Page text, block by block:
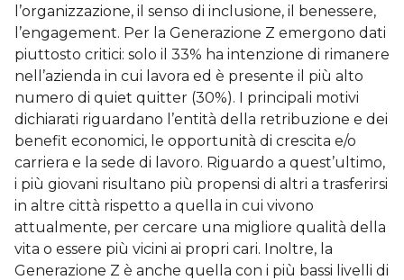
l’organizzazione, il senso di inclusione, il benessere,
l’engagement. Per la Generazione Z emergono dati
piuttosto critici: solo il 33% ha intenzione di rimanere
nell’azienda in cui lavora ed è presente il più alto
numero di quiet quitter (30%). I principali motivi
dichiarati riguardano l’entità della retribuzione e dei
benefit economici, le opportunità di crescita e/o
carriera e la sede di lavoro. Riguardo a quest’ultimo,
i più giovani risultano più propensi di altri a trasferirsi
in altre città rispetto a quella in cui vivono
attualmente, per cercare una migliore qualità della
vita o essere più vicini ai propri cari. Inoltre, la
Generazione Z è anche quella con i più bassi livelli di